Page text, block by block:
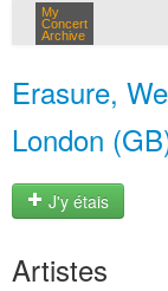
My
Concert
Archive
Erasure,
London
J'y étais
Artistes